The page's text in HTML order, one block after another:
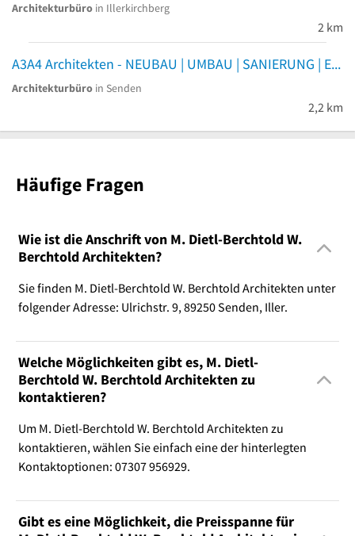
Architekturbüro in Illerkirchberg
2 km
A3A4 Architekten - NEUBAU | UMBAU | SANIERUNG | ENERGIEBERATUNG
Architekturbüro in Senden
2,2 km
Häufige Fragen
Wie ist die Anschrift von M. Dietl-Berchtold W.
Berchtold Architekten?
Sie finden M. Dietl-Berchtold W. Berchtold Architekten unter
folgender Adresse: Ulrichstr. 9, 89250 Senden, Iller.
Welche Möglichkeiten gibt es, M. Dietl-
Berchtold W. Berchtold Architekten zu
kontaktieren?
Um M. Dietl-Berchtold W. Berchtold Architekten zu
kontaktieren, wählen Sie einfach eine der hinterlegten
Kontaktoptionen: 07307 956929.
Gibt es eine Möglichkeit, die Preisspanne für